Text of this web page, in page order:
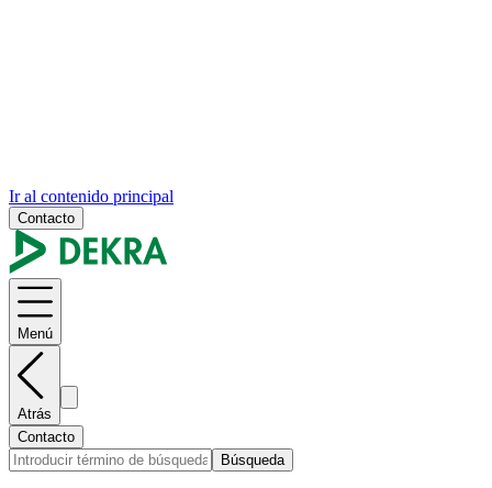
Ir al contenido principal
Contacto
Menú
Atrás
Contacto
Búsqueda